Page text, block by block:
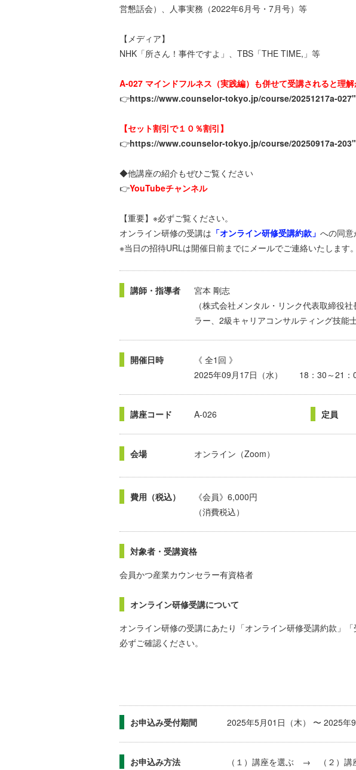
営懇話会）、人事実務（2022年6月号・7月号）等
【メディア】
NHK「所さん！事件ですよ」、TBS「THE TIME,」等
A-027 マインドフルネス（実践編）も併せて受講されると理解
👉https://www.counselor-tokyo.jp/course/20251217a-027"
【セット割引で１０％割引】
👉https://www.counselor-tokyo.jp/course/20250917a-203"
◆他講座の紹介もぜひご覧ください
👉YouTubeチャンネル
【重要】※必ずご覧ください。
オンライン研修の受講は 「オンライン研修受講約款」 への同意
※当日の招待URLは開催日前までにメールでご連絡いたします。
講師・指導者
宮本 剛志
（株式会社メンタル・リンク代表取締役
ラー、2級キャリアコンサルティング技能士
開催日時
《 全1回 》
2025年09月17日（水） 18：30～21：
講座コード A-026 定員
会場 オンライン（Zoom）
費用（税込）
《会員》6,000円
（消費税込）
対象者・受講資格
会員かつ産業カウンセラー有資格者
オンライン研修受講について
オンライン研修の受講にあたり「オンライン研修受講約款」「
必ずご確認ください。
お申込み受付期間 2025年5月01日（木） 〜 2025
お申込み方法
（１）講座を選ぶ → （２）